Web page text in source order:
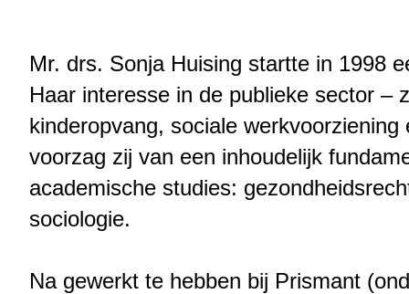
Mr. drs. Sonja Huising startte in 1998
Haar interesse in de publieke sector –
kinderopvang, sociale werkvoorziening
voorzag zij van een inhoudelijk
academische studies:
sociologie.
Na gewerkt te hebben bij Prismant